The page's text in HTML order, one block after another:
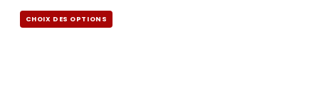
CHOIX DES OPTIONS